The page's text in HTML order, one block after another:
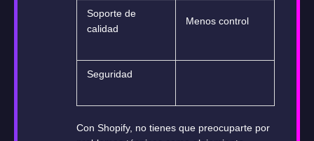
Soporte de
calidad
Menos control
Seguridad
Con Shopify, no tienes que preocuparte por